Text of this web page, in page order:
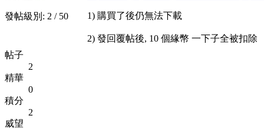
發帖級別: 2 / 50
帖子
2
精華
0
積分
2
威望
1) 購買了後仍無法下載
2) 發回覆帖後, 10 個緣幣 一下子全被扣除